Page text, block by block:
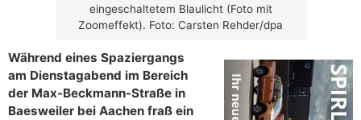
eingeschaltetem Blaulicht (Foto mit
Zoomeffekt). Foto: Carsten Rehder/dpa
Während eines Spaziergangs
am Dienstagabend im Bereich
der Max-Beckmann-Straße in
Baesweiler bei Aachen fraß ein